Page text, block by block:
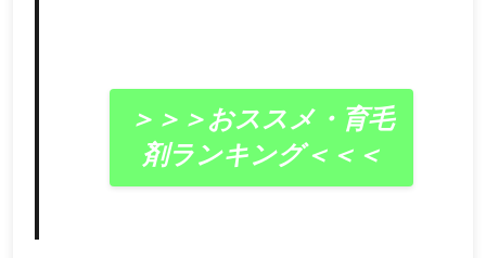
＞＞＞おススメ・育毛
剤ランキング＜＜＜